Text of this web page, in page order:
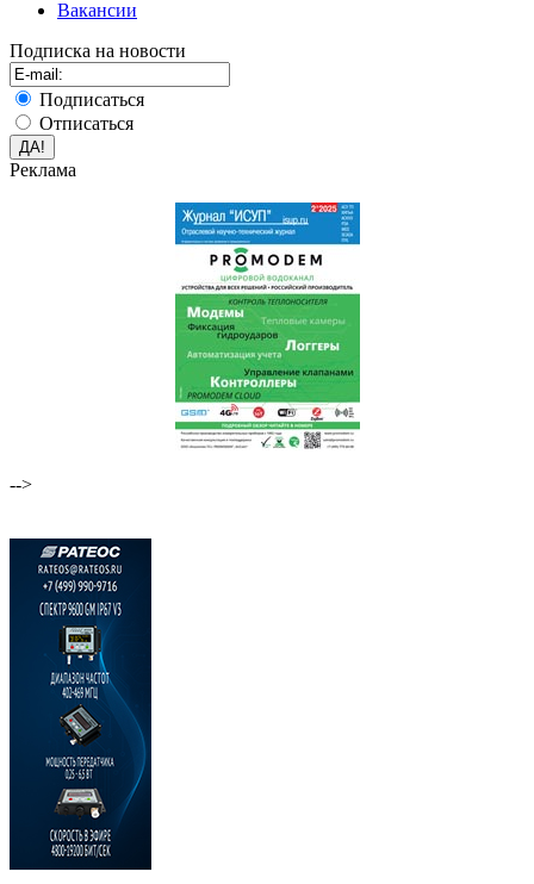
Вакансии
Подписка на новости
Подписаться
Отписаться
Реклама
-->